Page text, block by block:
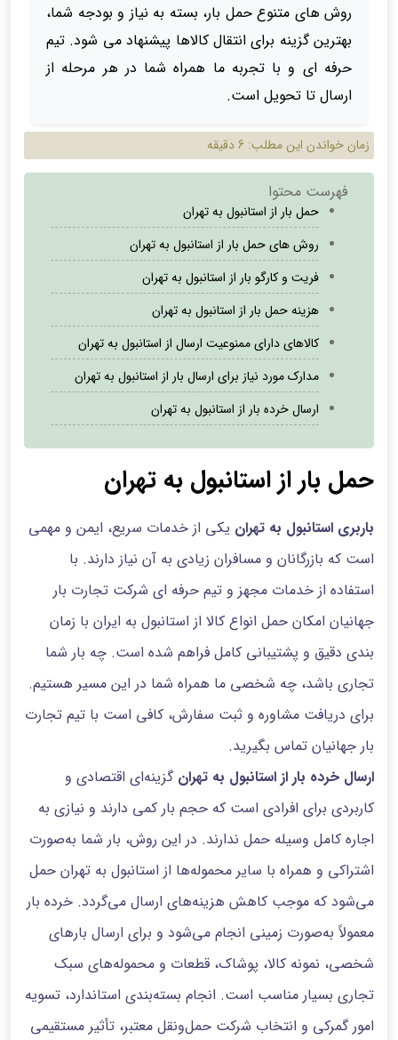
روش های متنوع حمل بار، بسته به نیاز و بودجه شما،
بهترین گزینه برای انتقال کالاها پیشنهاد می شود. تیم
حرفه ای و با تجربه ما همراه شما در هر مرحله از
ارسال تا تحویل است.
زمان خواندن این مطلب: 6 دقیقه
فهرست محتوا
حمل بار از استانبول به تهران
روش های حمل بار از استانبول به تهران
فریت و کارگو بار از استانبول به تهران
هزینه حمل بار از استانبول به تهران
کالاهای دارای ممنوعیت ارسال از استانبول به تهران
مدارک مورد نیاز برای ارسال بار از استانبول به تهران
ارسال خرده بار از استانبول به تهران
حمل بار از استانبول به تهران
باربری استانبول به تهران یکی از خدمات سریع، ایمن و مهمی
است که بازرگانان و مسافران زیادی به آن نیاز دارند. با
استفاده از خدمات مجهز و تیم حرفه ای شرکت تجارت بار
جهانیان امکان حمل انواع کالا از استانبول به ایران با زمان
بندی دقیق و پشتیبانی کامل فراهم شده است. چه بار شما
تجاری باشد، چه شخصی ما همراه شما در این مسیر هستیم.
برای دریافت مشاوره و ثبت سفارش، کافی است با تیم تجارت
بار جهانیان تماس بگیرید.
ارسال خرده بار از استانبول به تهران گزینه‌ای اقتصادی و
کاربردی برای افرادی است که حجم بار کمی دارند و نیازی به
اجاره کامل وسیله حمل ندارند. در این روش، بار شما به‌صورت
اشتراکی و همراه با سایر محموله‌ها از استانبول به تهران حمل
می‌شود که موجب کاهش هزینه‌های ارسال می‌گردد. خرده بار
معمولاً به‌صورت زمینی انجام می‌شود و برای ارسال بارهای
شخصی، نمونه کالا، پوشاک، قطعات و محموله‌های سبک
تجاری بسیار مناسب است. انجام بسته‌بندی استاندارد، تسویه
امور گمرکی و انتخاب شرکت حمل‌ونقل معتبر، تأثیر مستقیمی